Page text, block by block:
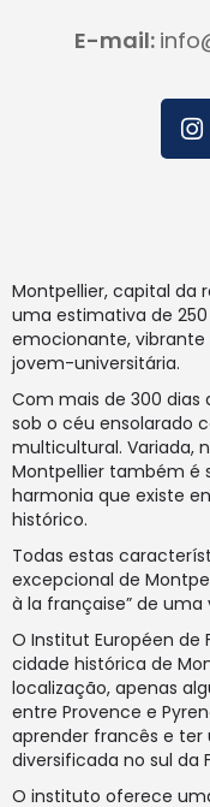
E-mail:
Montpellier, capital da
uma estimativa de
emocionante,
jovem-universitária.
Com mais de 300 dias
sob o céu ensolarado
multicultural. Variada,
Montpellier também é
harmonia que existe
histórico.
Todas estas
excepcional de
à la française” de uma
O Institut Européen de
cidade histórica de
localização, apenas
entre Provence e
aprender francês e
diversificada no sul da
O instituto oferece